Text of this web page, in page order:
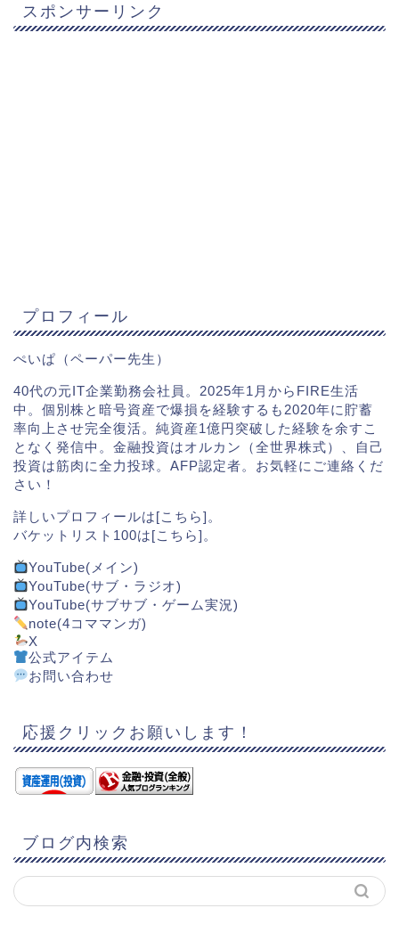
スポンサーリンク
プロフィール
ぺいぱ（ペーパー先生）
40代の元IT企業勤務会社員。2025年1月からFIRE生活
中。個別株と暗号資産で爆損を経験するも2020年に貯蓄
率向上させ完全復活。純資産1億円突破した経験を余すこ
となく発信中。金融投資はオルカン（全世界株式）、自己
投資は筋肉に全力投球。AFP認定者。お気軽にご連絡くだ
さい！
詳しいプロフィールは[こちら]。
バケットリスト100は[こちら]。
YouTube(メイン)
YouTube(サブ・ラジオ)
YouTube(サブサブ・ゲーム実況)
note(4コママンガ)
X
公式アイテム
お問い合わせ
応援クリックお願いします！
ブログ内検索